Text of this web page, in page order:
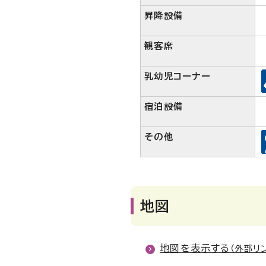
昇降設備
観客席
乳幼児コーナー
宿泊設備
その他
地図
地図を表示する （外部リ